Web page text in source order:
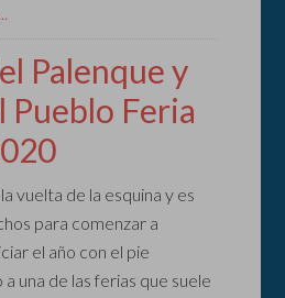
Palenque y
Pueblo Feria
vuelta de la esquina y es
para comenzar a
el año con el pie
una de las ferias que suele